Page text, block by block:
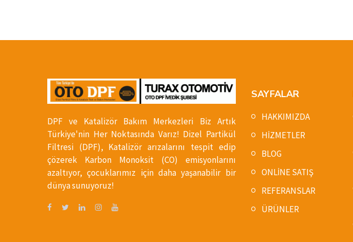
DPF ve Katalizör Bakım Merkezleri Biz Artık
Türkiye'nin Her Noktasında Varız! Dizel Partikül
Filtresi (DPF), Katalizör arızalarını tespit edip
çözerek Karbon Monoksit (CO) emisyonlarını
azaltıyor, çocuklarımız için daha yaşanabilir bir
dünya sunuyoruz!
SAYFALAR
HAKKIMIZDA
HİZMETLER
BLOG
ONLİNE SATIŞ
REFERANSLAR
ÜRÜNLER